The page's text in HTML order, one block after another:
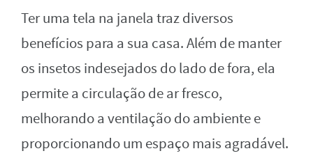
Ter uma tela na janela traz diversos
benefícios para a sua casa. Além de manter
os insetos indesejados do lado de fora, ela
permite a circulação de ar fresco,
melhorando a ventilação do ambiente e
proporcionando um espaço mais agradável.